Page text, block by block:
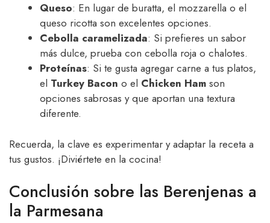
Queso: En lugar de buratta, el mozzarella o el
queso ricotta son excelentes opciones.
Cebolla caramelizada: Si prefieres un sabor
más dulce, prueba con cebolla roja o chalotes.
Proteínas: Si te gusta agregar carne a tus platos,
el Turkey Bacon o el Chicken Ham son
opciones sabrosas y que aportan una textura
diferente.
Recuerda, la clave es experimentar y adaptar la receta a
tus gustos. ¡Diviértete en la cocina!
Conclusión sobre las Berenjenas a
la Parmesana